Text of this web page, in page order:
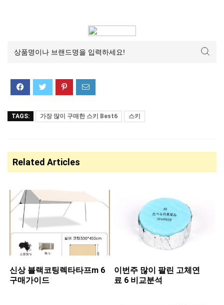
TAGS: 가장 많이 구매한 스키 Best6 스키
Related Articles
신상 ​블랙코팅렉타타프m 6
구매가이드
이번주 많이 팔린 ​고체연
료 6 비교분석